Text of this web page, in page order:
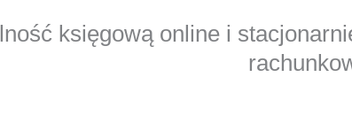
księgową online i